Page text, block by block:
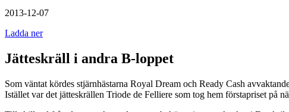
2013-12-07
Ladda ner
Jätteskräll i andra B-loppet
Som väntat kördes stjärnhästarna Royal Dream och Ready Cash
Istället var det jätteskrällen Triode de Felliere som tog hem förstapriset på